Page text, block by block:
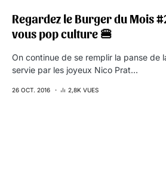
Regardez le Burger du Mois
vous pop culture 🍔
On continue de se remplir la panse de
servie par les joyeux Nico Prat…
26 OCT. 2016 2,8K VUES